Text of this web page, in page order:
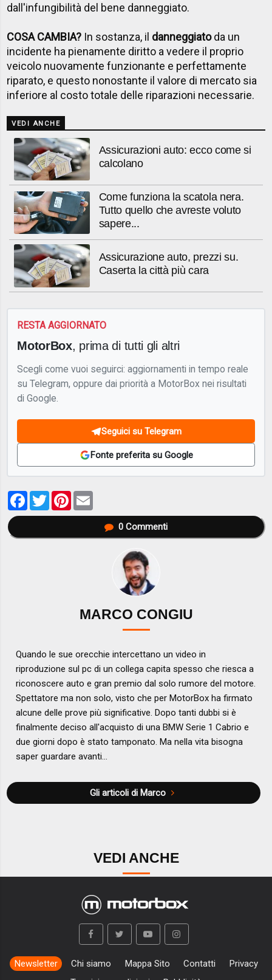
dall'infungibilità del bene danneggiato.
COSA CAMBIA? In sostanza, il danneggiatoda un
incidente ha pienamente diritto a vedere il proprio
veicolo nuovamente funzionante e perfettamente
riparato, e questo nonostante il valore di mercato sia
inferiore al costo totale delle riparazioni necessarie.
VEDI ANCHE
Assicurazioni auto: ecco come si
calcolano
Come funziona la scatola nera.
Tutto quello che avreste voluto
sapere...
Assicurazione auto, prezzi su.
Caserta la città più cara
RESTA AGGIORNATO
MotorBox, prima di tutti gli altri
Scegli come vuoi seguirci: aggiornamenti in tempo reale
su Telegram, oppure dai priorità a MotorBox nei risultati
di Google.
Seguici su Telegram
Fonte preferita su Google
Facebook
TwitterPinterest
0Commenti
MARCO CONGIU
Quando le sue orecchie intercettano un video in
riproduzione sul pc di un collega capita spesso che riesca a
riconoscere auto e gran premio dal solo rumore del motore.
Spettatore ma non solo, visto che per MotorBox ha firmato
alcune delle prove più significative. Dopo tanti dubbi si è
finalmente deciso all'acquisto di una BMW Serie 1 Cabrio e
due giorni dopo è stato tamponato. Ma nella vita bisogna
saper guardare avanti...
Gli articoli di Marco
VEDI ANCHE
Newsletter Chi siamo Mappa Sito Contatti
Privacy